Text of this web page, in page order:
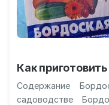
Как
Содержание
садоводстве